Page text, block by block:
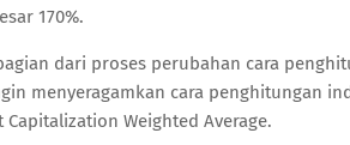
170%.
dari proses perubahan cara
menyeragamkan cara penghitungan
Weighted Average.